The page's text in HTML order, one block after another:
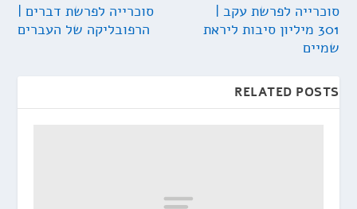
סוכרייה לפרשת דברים |
הרפובליקה של העברים
סוכרייה לפרשת עקב |
301 מיליון סיבות ליראת
שמיים
RELATED POSTS